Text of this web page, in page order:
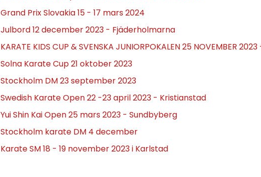
Grand Prix Slovakia 15 - 17 mars 2024
Julbord 12 december 2023 - Fjäderholmarna
KARATE KIDS CUP & SVENSKA JUNIORPOKALEN 25 NOVEMBER
Solna Karate Cup 21 oktober 2023
Stockholm DM 23 september 2023
Swedish Karate Open 22 -23 april 2023 - Kristianstad
Yui Shin Kai Open 25 mars 2023 - Sundbyberg
Stockholm karate DM 4 december
Karate SM 18 - 19 november 2023 i Karlstad